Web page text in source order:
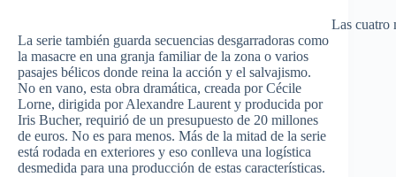
Las cuatro
La serie también guarda secuencias desgarradoras como
la masacre en una granja familiar de la zona o varios
pasajes bélicos donde reina la acción y el salvajismo.
No en vano, esta obra dramática, creada por Cécile
Lorne, dirigida por Alexandre Laurent y producida por
Iris Bucher, requirió de un presupuesto de 20 millones
de euros. No es para menos. Más de la mitad de la serie
está rodada en exteriores y eso conlleva una logística
desmedida para una producción de estas características.